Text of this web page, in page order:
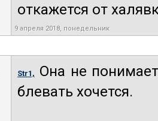
откажется от
9 апреля 2018, понедельник
Str1,
Она не
блевать хочется.